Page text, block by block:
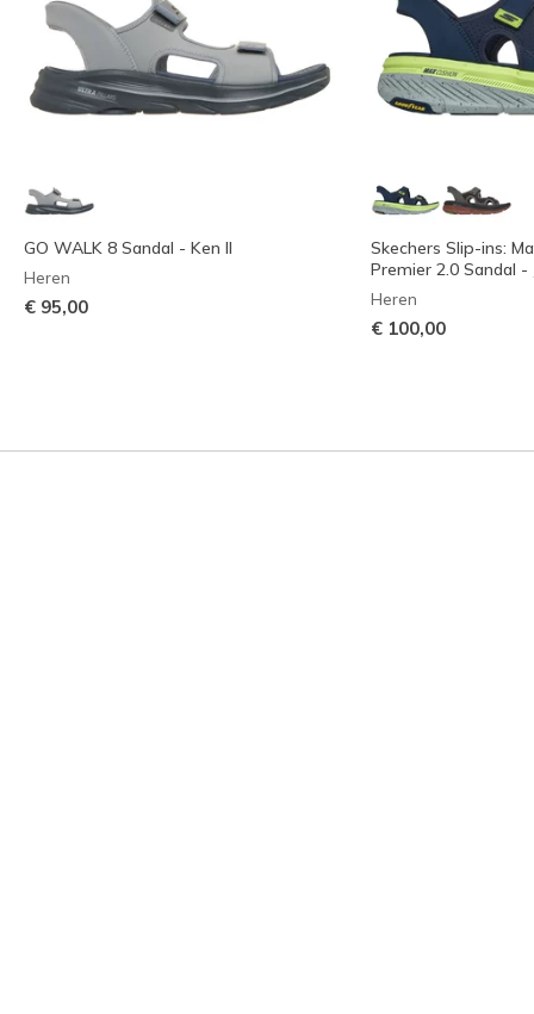
GO WALK 8 Sandal - Ken II
Heren
€ 95,00
Skechers Slip-ins:
Premier 2.0 Sandal -
Heren
€ 100,00